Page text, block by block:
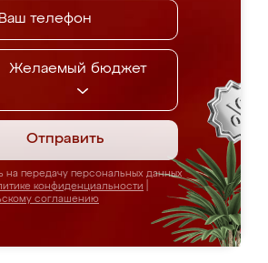
Желаемый бюджет
Отправить
на передачу персональных данных
конфиденциальности
соглашению